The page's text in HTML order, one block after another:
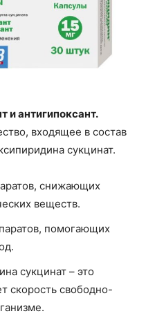
и антигипоксант.
входящее в состав
сукцинат.
снижающих
веществ.
помогающих
сукцинат – это
скорость свободно-